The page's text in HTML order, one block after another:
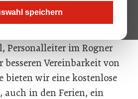
speichern
seinen zahlreichen
2. Platz sichern.
Personalleiter im Rogner
besseren Vereinbarkeit von
bieten wir eine kostenlose
auch in den Ferien, ein